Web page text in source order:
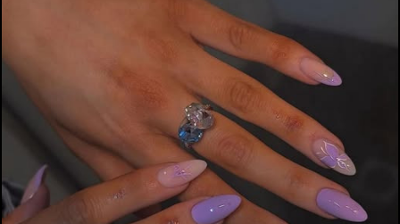
။ အဖျားများကို ဖြတ်ထုတ်ပြီး အလျားလိုက် ထက်ခြမ်းခြမ်းပါ။
။ ရေ (၂) ခွက်နှင့်အတူ အိုးငယ်တစ်ခုထဲသို့ ထည့်ပါ။
။ ရေသည် အစိမ်းရောင် ဖျော့ဖျော့လေး ဖြစ်လာသည်အထိ (၁၀)
နစ်မှ (၁၅) မိနစ်ခန့် ပြုတ်ပါ။
။ ရေကို ခွက်ထဲသို့ စစ်ယူပြီး အနည်းငယ် အေးသွားအောင် ထားပါ။
။ နွေးနွေးလေး သောက်ပါ။ မနက်ခင်း ဘာမှမစားခင် အစာအိမ်
လွတ်တွင် သောက်သုံးသင့်ပါသည်။
ပိုဆောင်း အကြံပြုချက်များ
အရသာနှင့် လန်းဆန်းမှုကို ပိုမိုရရှိစေရန် မသောက်မီ
ပုရာရည် အနည်းငယ် ညှစ်ထည့်ပါ။
ချိုသော အရသာလိုချင်ပါက ပျားရည် (၁) လက်ဖက်ရည်